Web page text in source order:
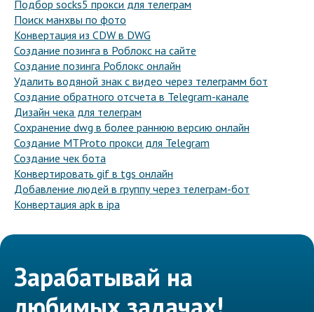
Подбор socks5 прокси для телеграм
Поиск манхвы по фото
Конвертация из CDW в DWG
Создание позинга в Роблокс на сайте
Создание позинга Роблокс онлайн
Удалить водяной знак с видео через телеграмм бот
Создание обратного отсчета в Telegram-канале
Дизайн чека для телеграм
Сохранение dwg в более раннюю версию онлайн
Создание MTProto прокси для Telegram
Создание чек бота
Конвертировать gif в tgs онлайн
Добавление людей в группу через телеграм-бот
Конвертация apk в ipa
Зарабатывай на